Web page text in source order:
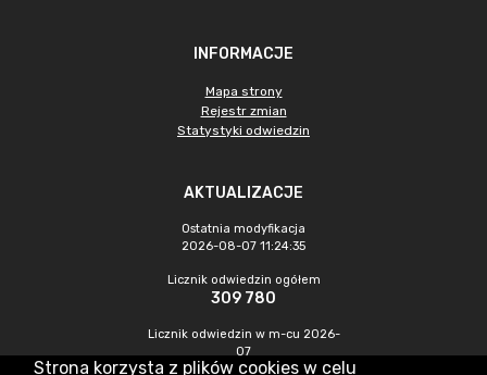
INFORMACJE
Mapa strony
Rejestr zmian
Statystyki odwiedzin
AKTUALIZACJE
Ostatnia modyfikacja
2026-08-07 11:24:35
Licznik odwiedzin ogółem
309 780
Licznik odwiedzin w m-cu 2026-
07
478
Strona korzysta z plików cookies w celu